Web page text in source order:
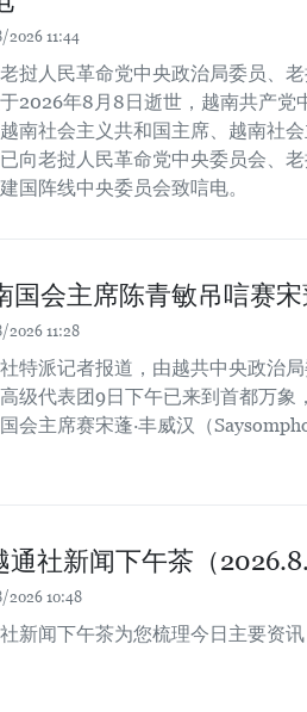
2026 11:44
挝人民革命党中央政治局委员、
2026年8月8日逝世，越南共产党
南社会主义共和国主席、越南社
向老挝人民革命党中央委员会、
国阵线中央委员会致唁电。
国会主席陈青敏吊唁赛宋
2026 11:28
特派记者报道，由越共中央政治
级代表团9日下午已来到首都万
会主席赛宋蓬·丰威汉（
通社新闻下午茶（
2026 10:48
新闻下午茶为您梳理今日主要资